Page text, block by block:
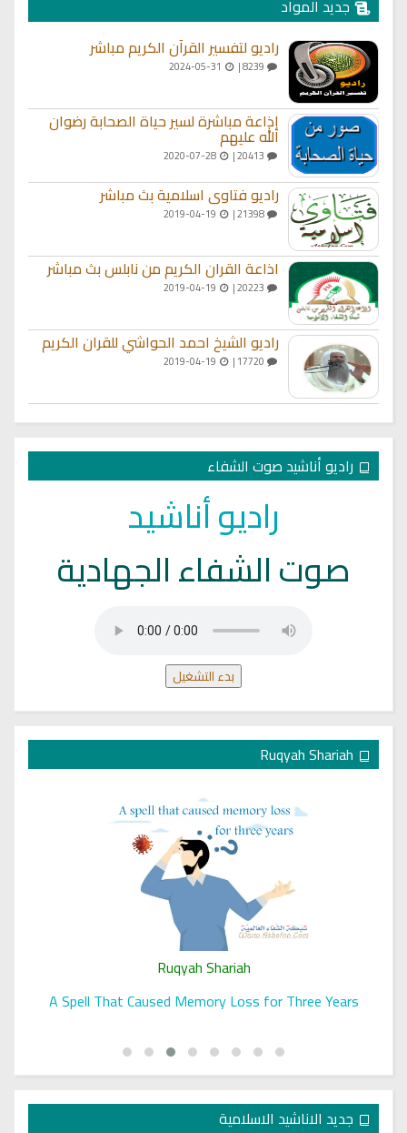
جديد المواد
راديو لتفسير القرآن الكريم مباشر
إذاعة مباشرة لسير حياة الصحابة رضوان
الله عليهم
2020-07-28
راديو فتاوى اسلامية بث مباشر
21398 |
اذاعة القران الكريم من نابلس بث مباشر
راديو الشيخ احمد الحواشي للقران الكريم
راديو أناشيد صوت الشفاء
راديو أناشيد
صوت الشفاء الجهادية
بدء التشغيل
Ruqyah Shariah
A Spell That Caused Memory Loss for Three Years
جديد الاناشيد الاسلامية